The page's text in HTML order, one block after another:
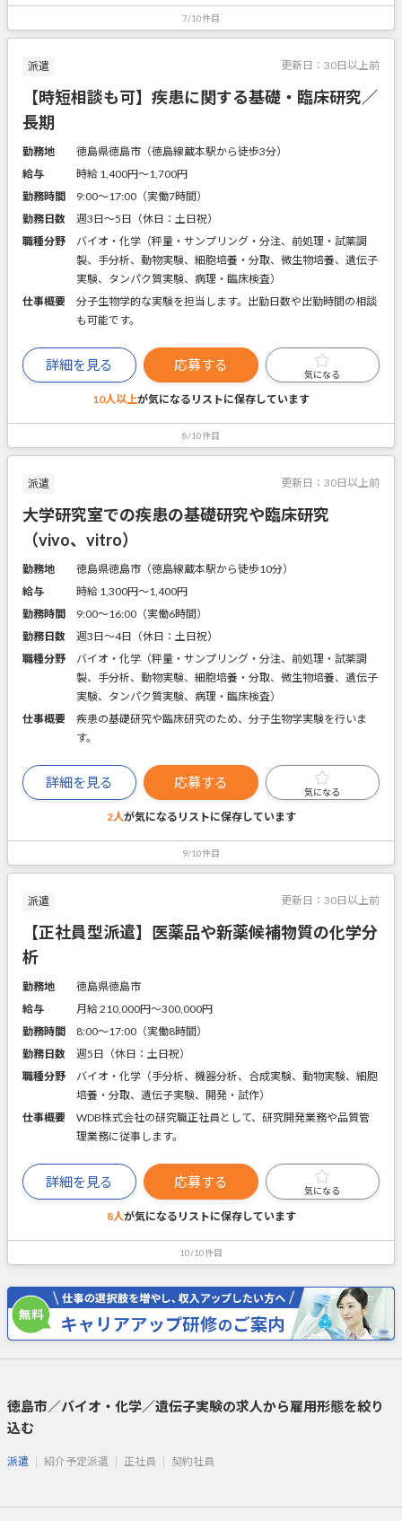
7/10件目
派遣 更新日： 30日以上前
【時短相談も可】疾患に関する基礎・臨床研究／
長期
勤務地
徳島県徳島市（徳島線蔵本駅から徒歩3分）
給与
時給 1,400円〜1,700円
勤務時間
9:00～17:00（実働7時間）
勤務日数
週3日～5日（休日：土日祝）
職種分野
バイオ・化学（秤量・サンプリング・分注、前処理・試薬調
製、手分析、動物実験、細胞培養・分取、微生物培養、遺伝子
実験、タンパク質実験、病理・臨床検査）
仕事概要
分子生物学的な実験を担当します。出勤日数や出勤時間の相談
も可能です。
詳細を見る 応募する
気になる
10人以上が気になるリストに保存しています
8/10件目
派遣 更新日： 30日以上前
大学研究室での疾患の基礎研究や臨床研究
（vivo、vitro）
勤務地
徳島県徳島市（徳島線蔵本駅から徒歩10分）
給与
時給 1,300円〜1,400円
勤務時間
9:00～16:00（実働6時間）
勤務日数
週3日～4日（休日：土日祝）
職種分野
バイオ・化学（秤量・サンプリング・分注、前処理・試薬調
製、手分析、動物実験、細胞培養・分取、微生物培養、遺伝子
実験、タンパク質実験、病理・臨床検査）
仕事概要
疾患の基礎研究や臨床研究のため、分子生物学実験を行いま
す。
詳細を見る 応募する
気になる
2人が気になるリストに保存しています
9/10件目
派遣 更新日： 30日以上前
【正社員型派遣】医薬品や新薬候補物質の化学分
析
勤務地
徳島県徳島市
給与
月給 210,000円〜300,000円
勤務時間
8:00～17:00（実働8時間）
勤務日数
週5日（休日：土日祝）
職種分野
バイオ・化学（手分析、機器分析、合成実験、動物実験、細胞
培養・分取、遺伝子実験、開発・試作）
仕事概要
WDB株式会社の研究職正社員として、研究開発業務や品質管
理業務に従事します。
詳細を見る 応募する
気になる
8人が気になるリストに保存しています
10/10件目
徳島市／バイオ・化学／遺伝子実験の求人から雇用形態を絞り
込む
派遣 紹介予定派遣 正社員 契約社員